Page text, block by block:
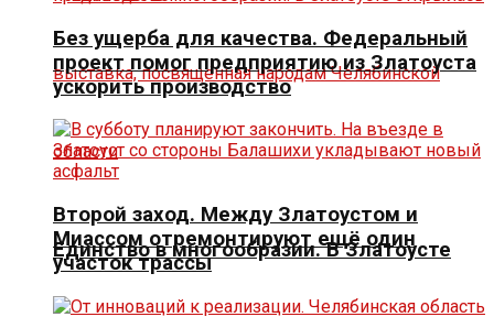
Единство в многообразии. В Златоусте
Без ущерба для качества. Федеральный
проект помог предприятию из Златоуста
ускорить производство
Второй заход. Между Златоустом и
Миассом отремонтируют ещё один
участок трассы